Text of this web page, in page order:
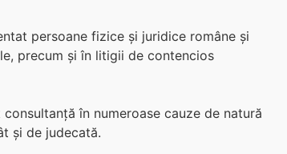
persoane fizice și juridice române și
precum și în litigii de contencios
în numeroase cauze de natură
și de judecată.